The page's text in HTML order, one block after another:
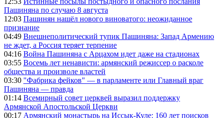
Пашиняна по случаю 8 августа
12:03 Пашинян нашёл нового виноватого: неожиданное
признание
04:49 Внешнеполитический тупик Пашиняна: Запад Армению
не ждет, а Россия теряет терпение
04:16 Война Пашиняна с Арцахом идет даже на стадионах
03:55 Восемь лет ненависти: армянский режиссер о расколе
общества и произволе властей
03:30 "Фабрика фейков" — в парламенте или Главный враг
Пашиняна — правда
01:14 Всемирный совет церквей выразил поддержку
Армянской Апостольской Церкви
00:17 Армянский монастырь на Иссык-Куле: 160 лет поисков